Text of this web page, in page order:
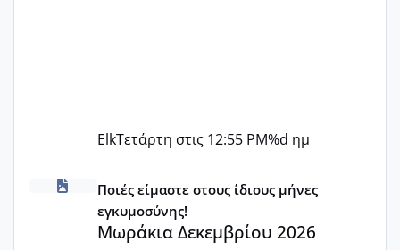
ElkΤετάρτη στις 12:55 PM%d ημ
Μωράκια Δεκεμβρίου 2026
Ποιές είμαστε στους ίδιους μήνες
εγκυμοσύνης!
Μωράκια Δεκεμβρίου 2026